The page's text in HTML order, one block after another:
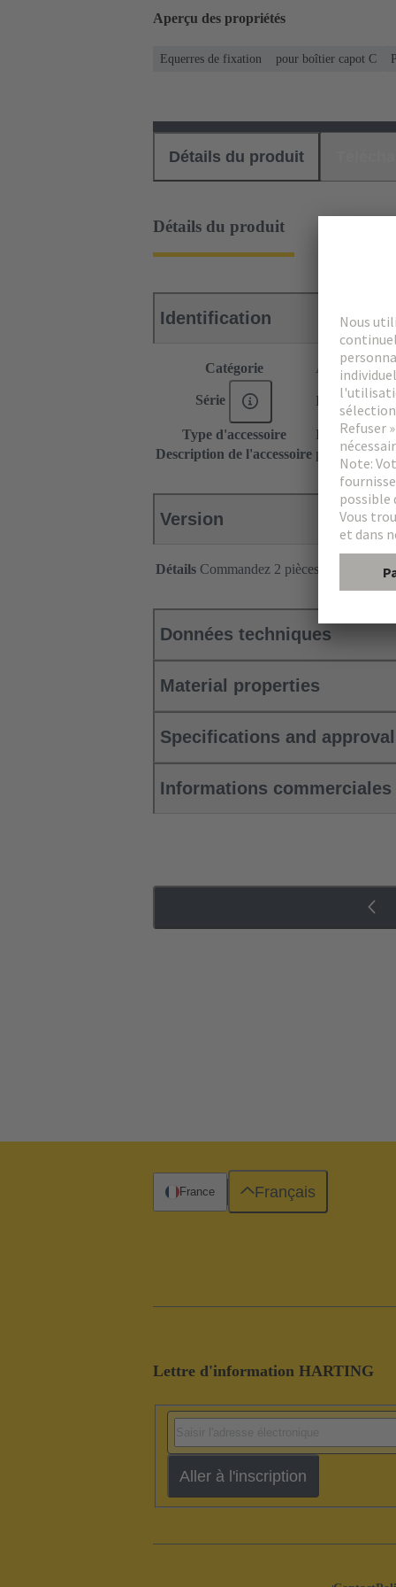
Aperçu des propriétés
Equerres de fixation pour boîtier capot C
Détails du produit
Détails du produit
Identification
Catégorie Accessoires
Série DIN 41612
Type d'accessoire
Equerres de
Description de l'accessoire pour boîtier
Version
Détails Commandez 2 pièces par
Données techniques
Material properties
Specifications and
Informations commerciales
Lettre d'information HARTING
Aller à l'inscription
France Français